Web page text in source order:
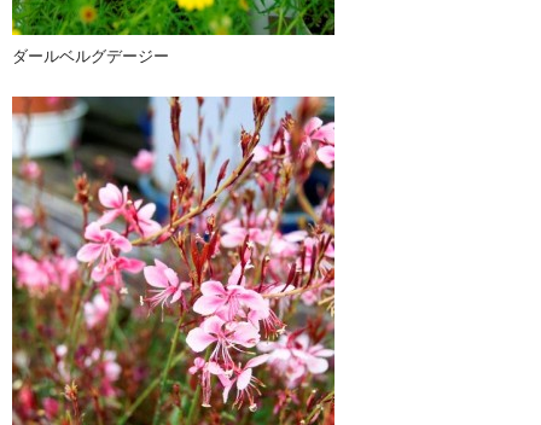
ダールベルグデージー